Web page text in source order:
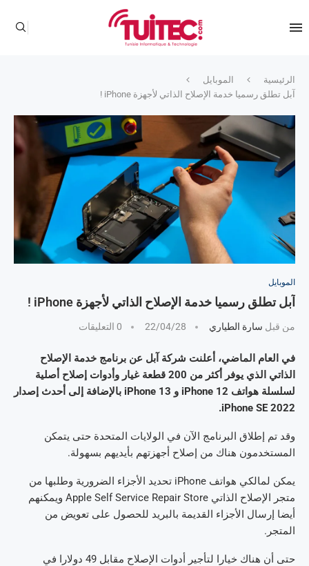
الرئيسية
الموبايل
آبل تطلق رسميا خدمة الإصلاح الذاتي لأجهزة iPhone !
الموبايل
آبل تطلق رسميا خدمة الإصلاح الذاتي لأجهزة iPhone !
من قبل سارة الطياري 22/04/28 0 التعليقات
في العام الماضي، أعلنت شركة آبل عن برنامج خدمة الإصلاح
الذاتي الذي يوفر أكثر من 200 قطعة غيار وأدوات إصلاح أصلية
لسلسلة هواتف iPhone 12 و iPhone 13 بالإضافة إلى أحدث إصدار
iPhone SE 2022.
وقد تم إطلاق البرنامج الآن في الولايات المتحدة حتى يتمكن
المستخدمون هناك من إصلاح أجهزتهم بأيديهم بسهولة.
يمكن لمالكي هواتف iPhone تحديد الأجزاء الضرورية وطلبها من
متجر الإصلاح الذاتي Apple Self Service Repair Store ويمكنهم
أيضا إرسال الأجزاء القديمة بالبريد للحصول على تعويض من
المتجر.
حتى أن هناك خيارا لتأجير أدوات الإصلاح مقابل 49 دولارا في